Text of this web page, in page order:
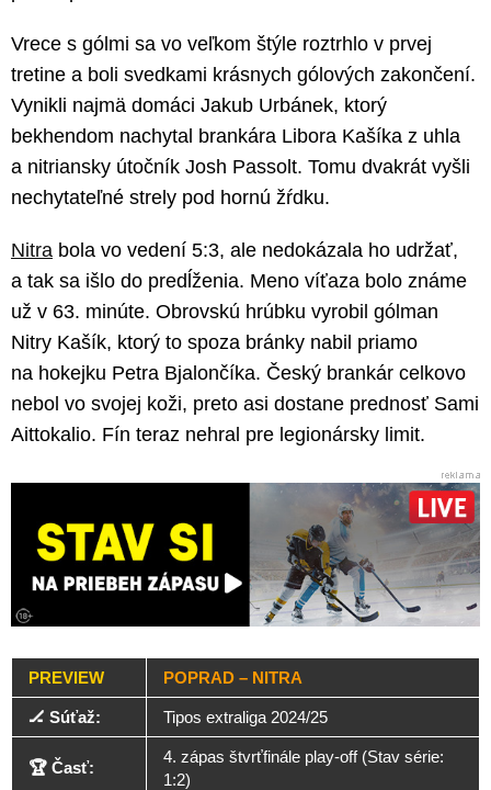
Vrece s gólmi sa vo veľkom štýle roztrhlo v prvej
tretine a boli svedkami krásnych gólových zakončení.
Vynikli najmä domáci Jakub Urbánek, ktorý
bekhendom nachytal brankára Libora Kašíka z uhla
a nitriansky útočník Josh Passolt. Tomu dvakrát vyšli
nechytateľné strely pod hornú žŕdku.
Nitra bola vo vedení 5:3, ale nedokázala ho udržať,
a tak sa išlo do predĺženia. Meno víťaza bolo známe
už v 63. minúte. Obrovskú hrúbku vyrobil gólman
Nitry Kašík, ktorý to spoza bránky nabil priamo
na hokejku Petra Bjalončíka. Český brankár celkovo
nebol vo svojej koži, preto asi dostane prednosť Sami
Aittokalio. Fín teraz nehral pre legionársky limit.
PREVIEW POPRAD – NITRA
🏒 Súťaž: Tipos extraliga 2024/25
🏆 Časť:
4. zápas štvrťfinále play-off (Stav série:
1:2)